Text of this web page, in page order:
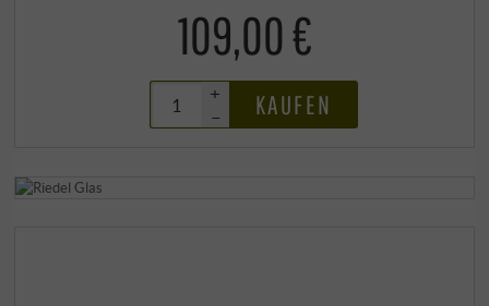
109,00 €
+
–
KAUFEN